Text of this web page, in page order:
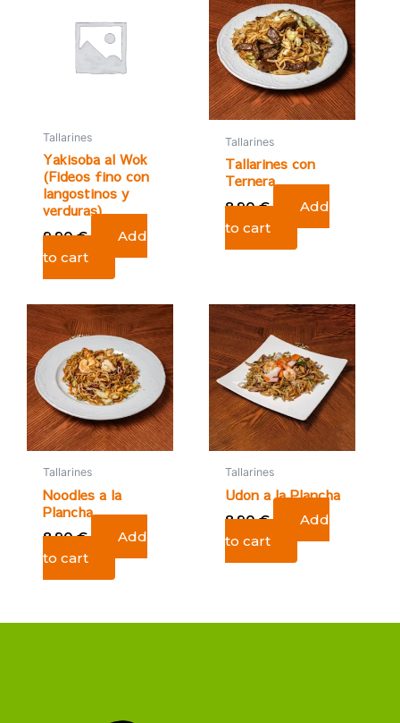
Tallarines
Yakisoba al Wok
(Fideos fino con
langostinos y
verduras)
9,90€
Add
to cart
Tallarines
Tallarines con
Ternera
8,90€
Add
to cart
Tallarines
Noodles a la
Plancha
8,90€
Add
to cart
Tallarines
Udon a la Plancha
8,90€
Add
to cart